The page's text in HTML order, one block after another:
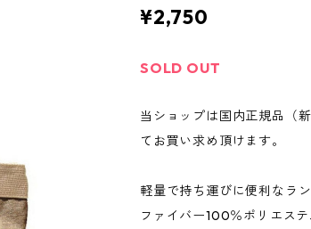
¥2,750
SOLD OUT
当ショップは国内正規品（
てお買い求め頂けます。
軽量で持ち運びに便利なラ
ファイバー100％ポリエス